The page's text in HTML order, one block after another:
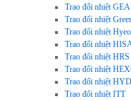
Trao đổi nhiệt
Trao đổi nhiệt
Trao đổi nhiệt
Trao đổi nhiệt
Trao đổi nhiệt HRS
Trao đổi nhiệt
Trao đổi nhiệt
Trao đổi nhiệt ITT